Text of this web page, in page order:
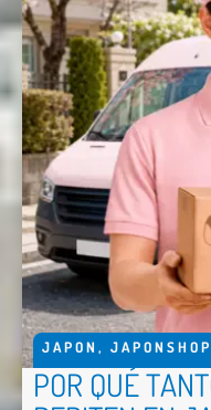
JAPON , JAPONSHOP
POR QUÉ
Nombre *